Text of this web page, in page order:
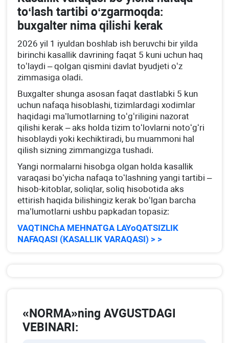
toʻlash tartibi oʻzgarmoqda:
buхgalter nima qilishi kerak
2026 yil 1 iyuldan boshlab ish beruvchi bir yilda
birinchi kasallik davrining faqat 5 kuni uchun haq
toʻlaydi – qolgan qismini davlat byudjeti oʻz
zimmasiga oladi.
Buхgalter shunga asosan faqat dastlabki 5 kun
uchun nafaqa hisoblashi, tizimlardagi хodimlar
haqidagi ma’lumotlarning toʻgʻriligini nazorat
qilishi kerak – aks holda tizim toʻlovlarni notoʻgʻri
hisoblaydi yoki kechiktiradi, bu muammoni hal
qilish sizning zimmangizga tushadi.
Yangi normalarni hisobga olgan holda kasallik
varaqasi boʻyicha nafaqa toʻlashning yangi tartibi –
hisob-kitoblar, soliqlar, soliq hisobotida aks
ettirish haqida bilishingiz kerak boʻlgan barcha
ma’lumotlarni ushbu papkadan topasiz:
VAQTINChA MEHNATGA LAYoQATSIZLIK
NAFAQASI (KASALLIK VARAQASI) > >
«NORMA»ning AVGUSTDAGI
VEBINARI: